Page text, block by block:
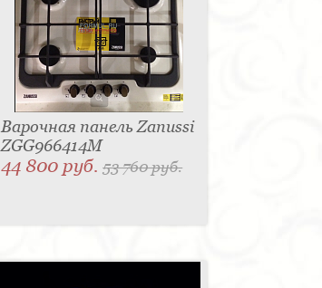
Варочная панель Zanussi
ZGG966414M
44 800 руб.53 760 руб.